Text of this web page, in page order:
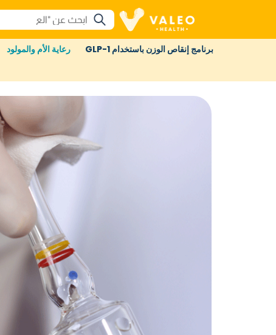
برنامج إنقاص الوزن باستخدام GLP-1 رعاية الأم والمولود